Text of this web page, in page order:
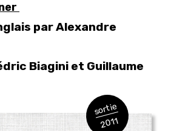
par Alexandre
Biagini et Guillaume
sortie
2011